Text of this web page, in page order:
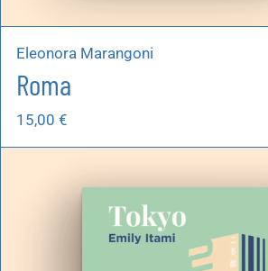
Eleonora Marangoni
Roma
15,00 €